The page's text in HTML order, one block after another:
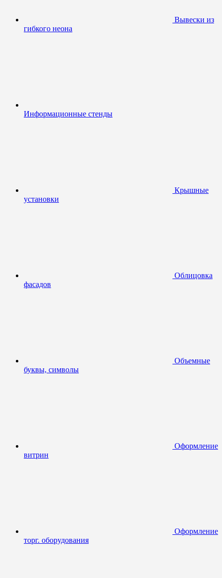
Вывески из
гибкого неона
Информационные стенды
Крышные
установки
Облицовка
фасадов
Объемные
буквы, символы
Оформление
витрин
Оформление
торг. оборудования